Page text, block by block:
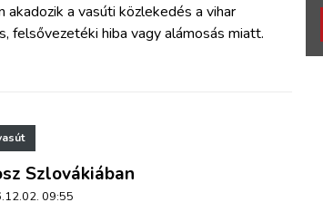
akadozik a vasúti közlekedés a vihar
felsővezetéki hiba vagy alámosás miatt.
Szlovákiában
09:55